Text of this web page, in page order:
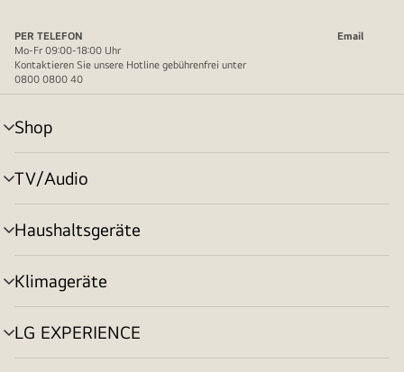
PER TELEFON
Email
Mo-Fr 09:00-18:00 Uhr
Kontaktieren Sie unsere Hotline gebührenfrei unter
0800 0800 40
Shop
Menü
umschalten
TV/Audio
Menü
umschalten
Haushaltsgeräte
Menü
umschalten
Klimageräte
Menü
umschalten
LG EXPERIENCE
Menü
umschalten